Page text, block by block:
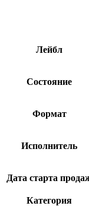
Лейбл
Состояние
Формат
Исполнитель
Дата старта
Категория